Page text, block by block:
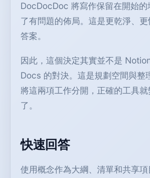
DocDocDoc 將寫作保留在開始的
了有問題的佈局。這是更乾淨、
答案。
因此，這個決定其實並不是
Docs 的對決。這是規劃空間與整
將這兩項工作分開，正確的工具
了。
快速回答
使用概念作為大綱、清單和共享